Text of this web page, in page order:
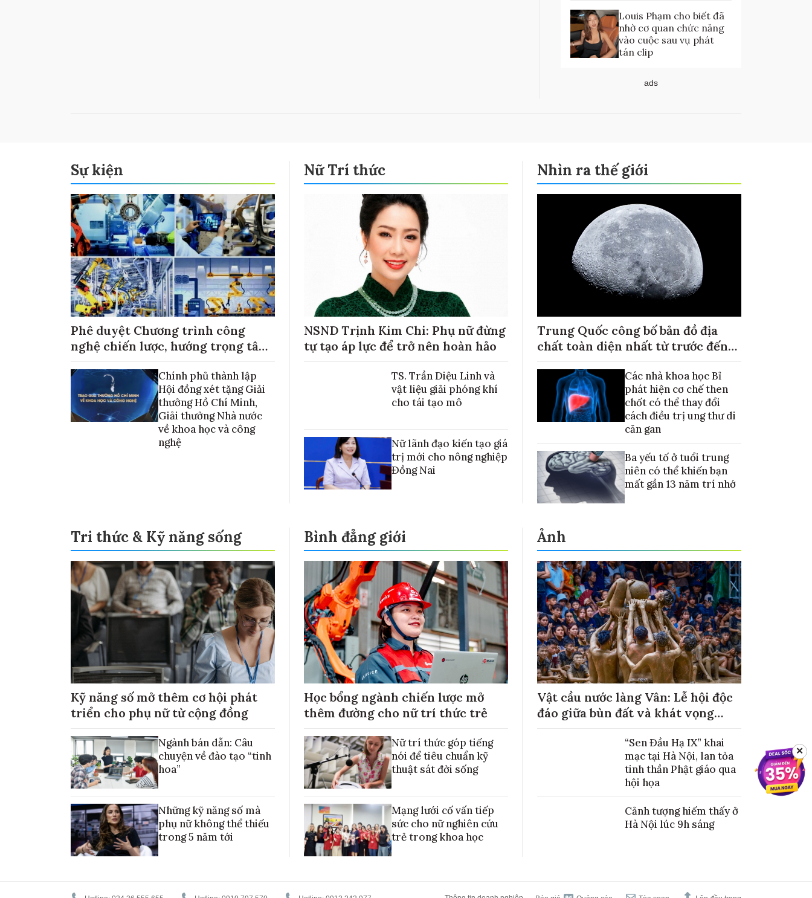
Louis Phạm cho biết đã
nhờ cơ quan chức năng
vào cuộc sau vụ phát
tán clip
ads
Sự kiện
Phê duyệt Chương trình công
nghệ chiến lược, hướng trọng tâm
Chính phủ thành lập
Hội đồng xét tặng Giải
thưởng Hồ Chí Minh,
Giải thưởng Nhà nước
về khoa học và công
nghệ
Nữ Trí thức
NSND Trịnh Kim Chi: Phụ nữ đừng
tự tạo áp lực để trở nên hoàn hảo
TS. Trần Diệu Linh và
vật liệu giải phóng khí
cho tái tạo mô
Nữ lãnh đạo kiến tạo giá
trị mới cho nông nghiệp
Đồng Nai
Nhìn ra thế giới
Trung Quốc công bố bản đồ địa
chất toàn diện nhất từ trước đến
Các nhà khoa học Bỉ
phát hiện cơ chế then
chốt có thể thay đổi
cách điều trị ung thư di
căn gan
Ba yếu tố ở tuổi trung
niên có thể khiến bạn
mất gần 13 năm trí nhớ
Tri thức & Kỹ năng sống
Kỹ năng số mở thêm cơ hội phát
triển cho phụ nữ từ cộng đồng
Ngành bán dẫn: Câu
chuyện về đào tạo “tinh
hoa”
Những kỹ năng số mà
phụ nữ không thể thiếu
trong 5 năm tới
Bình đẳng giới
Học bổng ngành chiến lược mở
thêm đường cho nữ trí thức trẻ
Nữ trí thức góp tiếng
nói để tiêu chuẩn kỹ
thuật sát đời sống
Mạng lưới cố vấn tiếp
sức cho nữ nghiên cứu
trẻ trong khoa học
Ảnh
Vật cầu nước làng Vân: Lễ hội độc
đáo giữa bùn đất và khát vọng
“Sen Đầu Hạ IX” khai
mạc tại Hà Nội, lan tỏa
tinh thần Phật giáo qua
hội họa
Cảnh tượng hiếm thấy ở
Hà Nội lúc 9h sáng
✕